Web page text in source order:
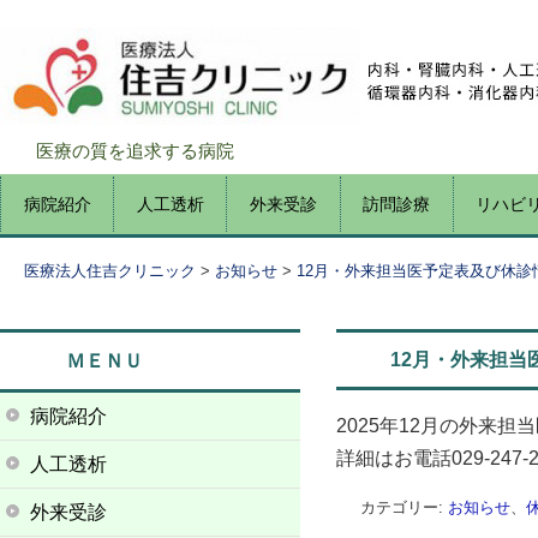
医療の質を追求する病院
メインメニュー
動
病院紹介 人工透析 外来受診 訪問診療 リハビ
医療法人住吉クリニック > お知らせ > 12月・外来担当医予定表及び休診
12月・外来担当
2025年12月の外来担
詳細はお電話029-247-
カテゴリー: お知らせ、
ＭＥＮＵ
病院紹介
人工透析
外来受診